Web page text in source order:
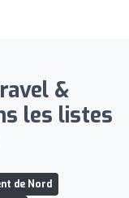
&
les listes
de Nord